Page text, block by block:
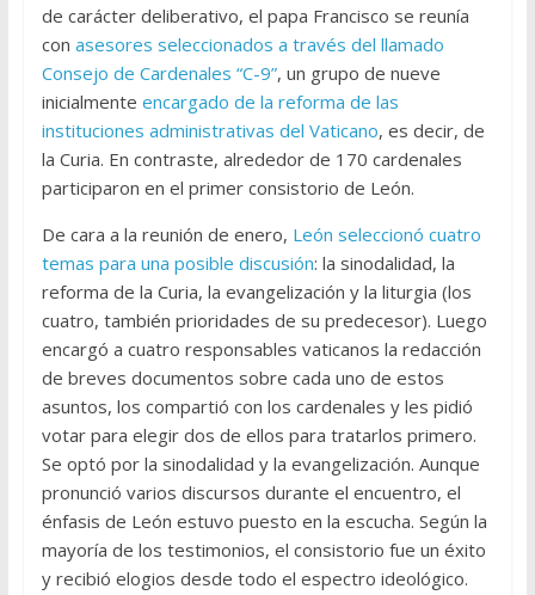
de carácter deliberativo, el papa Francisco se reunía
con asesores seleccionados a través del llamado
Consejo de Cardenales “C-9”, un grupo de nueve
inicialmente encargado de la reforma de las
instituciones administrativas del Vaticano, es decir, de
la Curia. En contraste, alrededor de 170 cardenales
participaron en el primer consistorio de León.
De cara a la reunión de enero, León seleccionó cuatro
temas para una posible discusión: la sinodalidad, la
reforma de la Curia, la evangelización y la liturgia (los
cuatro, también prioridades de su predecesor). Luego
encargó a cuatro responsables vaticanos la redacción
de breves documentos sobre cada uno de estos
asuntos, los compartió con los cardenales y les pidió
votar para elegir dos de ellos para tratarlos primero.
Se optó por la sinodalidad y la evangelización. Aunque
pronunció varios discursos durante el encuentro, el
énfasis de León estuvo puesto en la escucha. Según la
mayoría de los testimonios, el consistorio fue un éxito
y recibió elogios desde todo el espectro ideológico.